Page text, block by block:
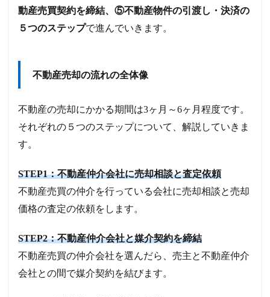
動産売買契約を締結、⑤不動産物件の引渡し・決済の
５つのステップで進んでいきます。
不動産売却の流れの全体像
不動産の売却にかかる期間は3ヶ月～6ヶ月程度です。
それぞれの５つのステップについて、解説していきま
す。
STEP1：不動産仲介会社に売却相談と査定依頼
不動産売買の仲介を行っている会社に売却相談と売却
価格の査定の依頼をします。
STEP2：不動産仲介会社と媒介契約を締結
不動産売買の仲介会社を選んだら、売主と不動産仲介
会社との間で媒介契約を結びます。